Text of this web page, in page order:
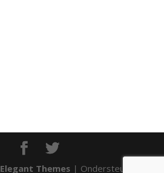
Elegant Themes | Ondersteund